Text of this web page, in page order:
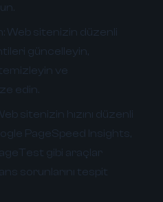
Web sitenizin düzenli
güncelleyin,
ve
edin.
sitenizin hızını düzenli
PageSpeed Insights,
gibi araçlar
sorunlarını tespit